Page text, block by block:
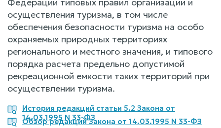
осуществления туризма, в том числе
обеспечения безопасности туризма на особо
охраняемых природных территориях
регионального и местного значения, и типового
порядка расчета предельно допустимой
рекреационной емкости таких территорий при
осуществлении туризма.
История редакций статьи 5.2 Закона от
14.03.1995 N 33-ФЗ
Обзор редакций Закона от 14.03.1995 N 33-ФЗ